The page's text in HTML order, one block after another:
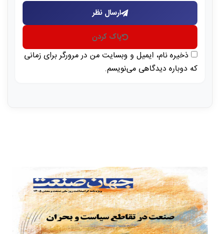
ارسال نظر
پاک کردن
ذخیره نام، ایمیل و وبسایت من در مرورگر برای زمانی
که دوباره دیدگاهی می‌نویسم.